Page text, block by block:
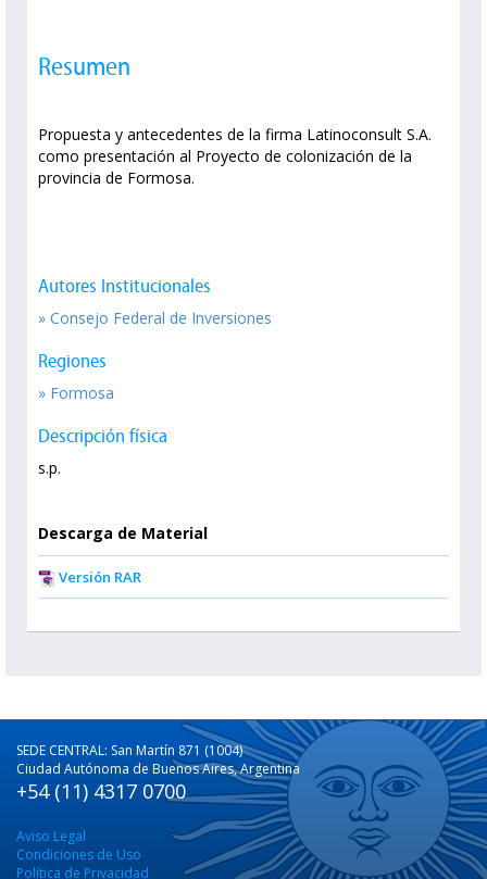
Resumen
Propuesta y antecedentes de la firma Latinoconsult S.A.
como presentación al Proyecto de colonización de la
provincia de Formosa.
Autores Institucionales
» Consejo Federal de Inversiones
Regiones
» Formosa
Descripción física
s.p.
Descarga de Material
Versión RAR
SEDE CENTRAL: San Martín 871 (1004)
Ciudad Autónoma de Buenos Aires, Argentina
+54 (11) 4317 0700
Aviso Legal
Condiciones de Uso
Política de Privacidad